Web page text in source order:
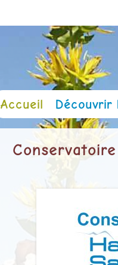
Accueil Découvrir